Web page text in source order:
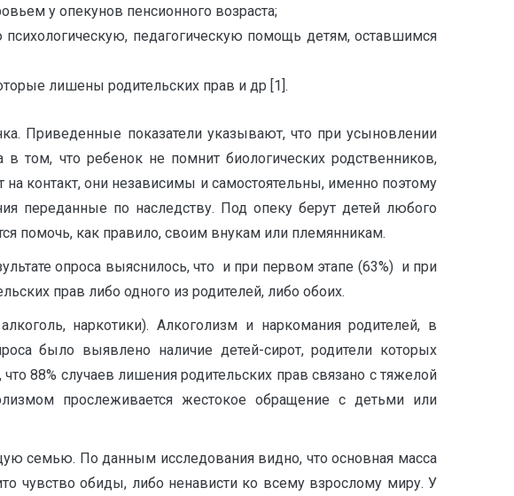
у опекунов пенсионного возраста;
педагогическую помощь детям, оставшимся
лишены родительских прав и др [1].
Приведенные показатели указывают, что при усыновлении
том, что ребенок не помнит биологических родственников,
на контакт, они независимы и самостоятельны, именно поэтому
переданные по наследству. Под опеку берут детей любого
помочь, как правило, своим внукам или племянникам.
опроса выяснилось, что и при первом этапе (63%) и при
прав либо одного из родителей, либо обоих.
наркотики). Алкоголизм и наркомания родителей, в
было выявлено наличие детей-сирот, родители которых
88% случаев лишения родительских прав связано с тяжелой
прослеживается жестокое обращение с детьми или
семью. По данным исследования видно, что основная масса
чувство обиды, либо ненависти ко всему взрослому миру. У